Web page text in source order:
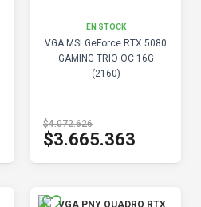
EN STOCK
VGA MSI GeForce RTX 5080
GAMING TRIO OC 16G
(2160)
$4.072.626
$3.665.363